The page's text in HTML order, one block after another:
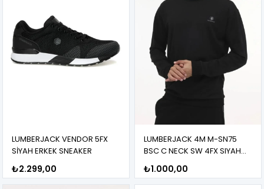
LUMBERJACK VENDOR 5FX
SİYAH ERKEK SNEAKER
₺2.299,00
LUMBERJACK 4M M-SN75
BSC C NECK SW 4FX SIYAH
ERKEK Sweatshirt
₺1.000,00